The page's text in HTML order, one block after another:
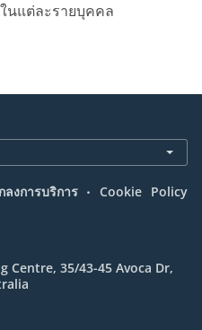
นแต่ละรายบุคคล
ลงการบริการ . Cookie Policy
Centre, 35/43-45 Avoca Dr,